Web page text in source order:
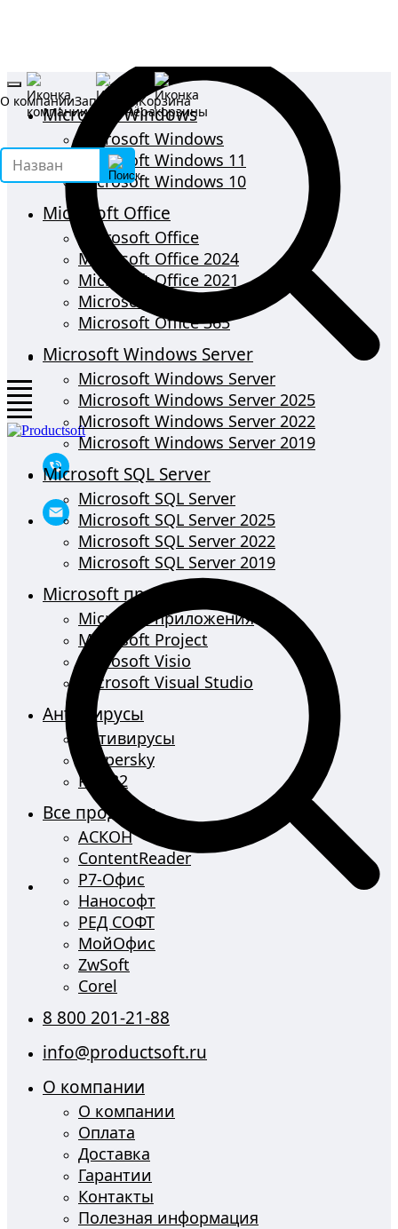
Microsoft Windows
Microsoft Windows
Microsoft Windows 11
Microsoft Windows 10
Microsoft Office
Microsoft Office
Microsoft Office 2024
Microsoft Office 2021
Microsoft Office 2019
Microsoft Office 365
Microsoft Windows Server
Microsoft Windows Server
Microsoft Windows Server 2025
Microsoft Windows Server 2022
Microsoft Windows Server 2019
Microsoft SQL Server
Microsoft SQL Server
Microsoft SQL Server 2025
Microsoft SQL Server 2022
Microsoft SQL Server 2019
Microsoft приложения
Microsoft приложения
Microsoft Project
Microsoft Visio
Microsoft Visual Studio
Антивирусы
Антивирусы
Kaspersky
PRO32
Все продукты
АСКОН
ContentReader
Р7-Офис
Нанософт
РЕД СОФТ
МойОфис
ZwSoft
Corel
8 800 201-21-88
info@productsoft.ru
О компании
О компании
Оплата
Доставка
Гарантии
Контакты
Полезная информация
О компанииЗапрос КПКорзина